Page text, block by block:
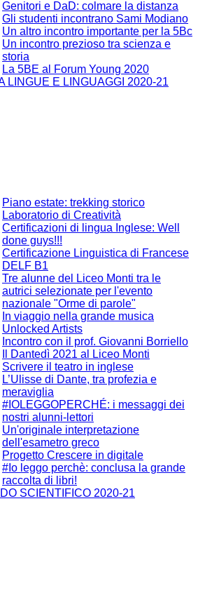
Genitori e DaD: colmare la distanza
Gli studenti incontrano Sami Modiano
Un altro incontro importante per la 5Bc
Un incontro prezioso tra scienza e
storia
La 5BE al Forum Young 2020
LINGUE E LINGUAGGI 2020-21
Piano estate: trekking storico
Laboratorio di Creatività
Certificazioni di lingua Inglese: Well
done guys!!!
Certificazione Linguistica di Francese
DELF B1
Tre alunne del Liceo Monti tra le
autrici selezionate per l'evento
nazionale "Orme di parole"
In viaggio nella grande musica
Unlocked Artists
Incontro con il prof. Giovanni Borriello
Il Dantedì 2021 al Liceo Monti
Scrivere il teatro in inglese
L’Ulisse di Dante, tra profezia e
meraviglia
#IOLEGGOPERCHÉ: i messaggi dei
nostri alunni-lettori
Un'originale interpretazione
dell'esametro greco
Progetto Crescere in digitale
#Io leggo perchè: conclusa la grande
raccolta di libri!
SCIENTIFICO 2020-21